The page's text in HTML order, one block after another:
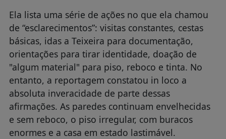
Ela lista uma série de ações no que ela chamou
de “esclarecimentos”: visitas constantes, cestas
básicas, idas a Teixeira para documentação,
orientações para tirar identidade, doação de
"algum material" para piso, reboco e tinta. No
entanto, a reportagem constatou in loco a
absoluta inveracidade de parte dessas
afirmações. As paredes continuam envelhecidas
e sem reboco, o piso irregular, com buracos
enormes e a casa em estado lastimável.